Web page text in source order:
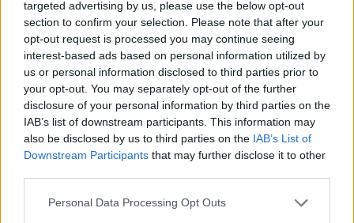
targeted advertising by us, please use the below opt-out
section to confirm your selection. Please note that after your
opt-out request is processed you may continue seeing
interest-based ads based on personal information utilized by
us or personal information disclosed to third parties prior to
your opt-out. You may separately opt-out of the further
disclosure of your personal information by third parties on the
IAB’s list of downstream participants. This information may
also be disclosed by us to third parties on the IAB’s List of
Downstream Participants that may further disclose it to other
Personal Data Processing Opt Outs